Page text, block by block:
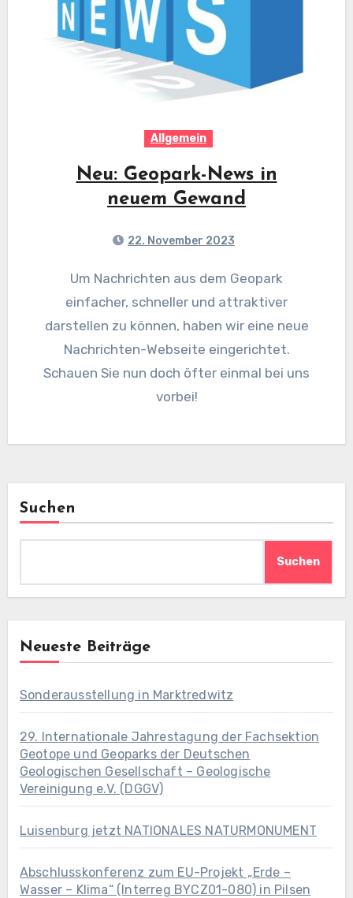
Allgemein
Neu: Geopark-News in
neuem Gewand
22. November 2023
Um Nachrichten aus dem Geopark
einfacher, schneller und attraktiver
darstellen zu können, haben wir eine neue
Nachrichten-Webseite eingerichtet.
Schauen Sie nun doch öfter einmal bei uns
vorbei!
Suchen
Suchen
Neueste Beiträge
Sonderausstellung in Marktredwitz
29. Internationale Jahrestagung der Fachsektion
Geotope und Geoparks der Deutschen
Geologischen Gesellschaft – Geologische
Vereinigung e.V. (DGGV)
Luisenburg jetzt NATIONALES NATURMONUMENT
Abschlusskonferenz zum EU-Projekt „Erde –
Wasser – Klima“ (Interreg BYCZ01-080) in Pilsen